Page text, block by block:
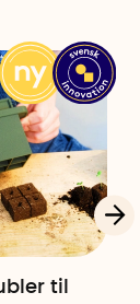
gør det
til